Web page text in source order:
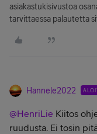
asiakastukisivustoa
tarvittaessa palautetta
Hannele2022
@HenriLie Kiitos
ruudusta. Ei tosin